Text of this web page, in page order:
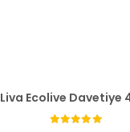
Liva Ecolive Davetiye